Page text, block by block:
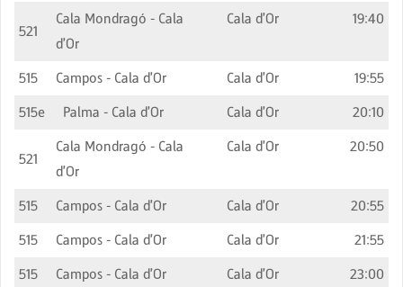
521
Cala Mondragó - Cala
d'Or
Cala d'Or 19:40
515 Campos - Cala d'Or Cala d'Or
19:55
515e
Palma - Cala d'Or Cala d'Or 20:10
521
Cala Mondragó - Cala
d'Or
Cala d'Or 20:50
515 Campos - Cala d'Or Cala d'Or
20:55
515
Campos - Cala d'Or Cala d'Or
21:55
515
Campos - Cala d'Or Cala d'Or 23:00